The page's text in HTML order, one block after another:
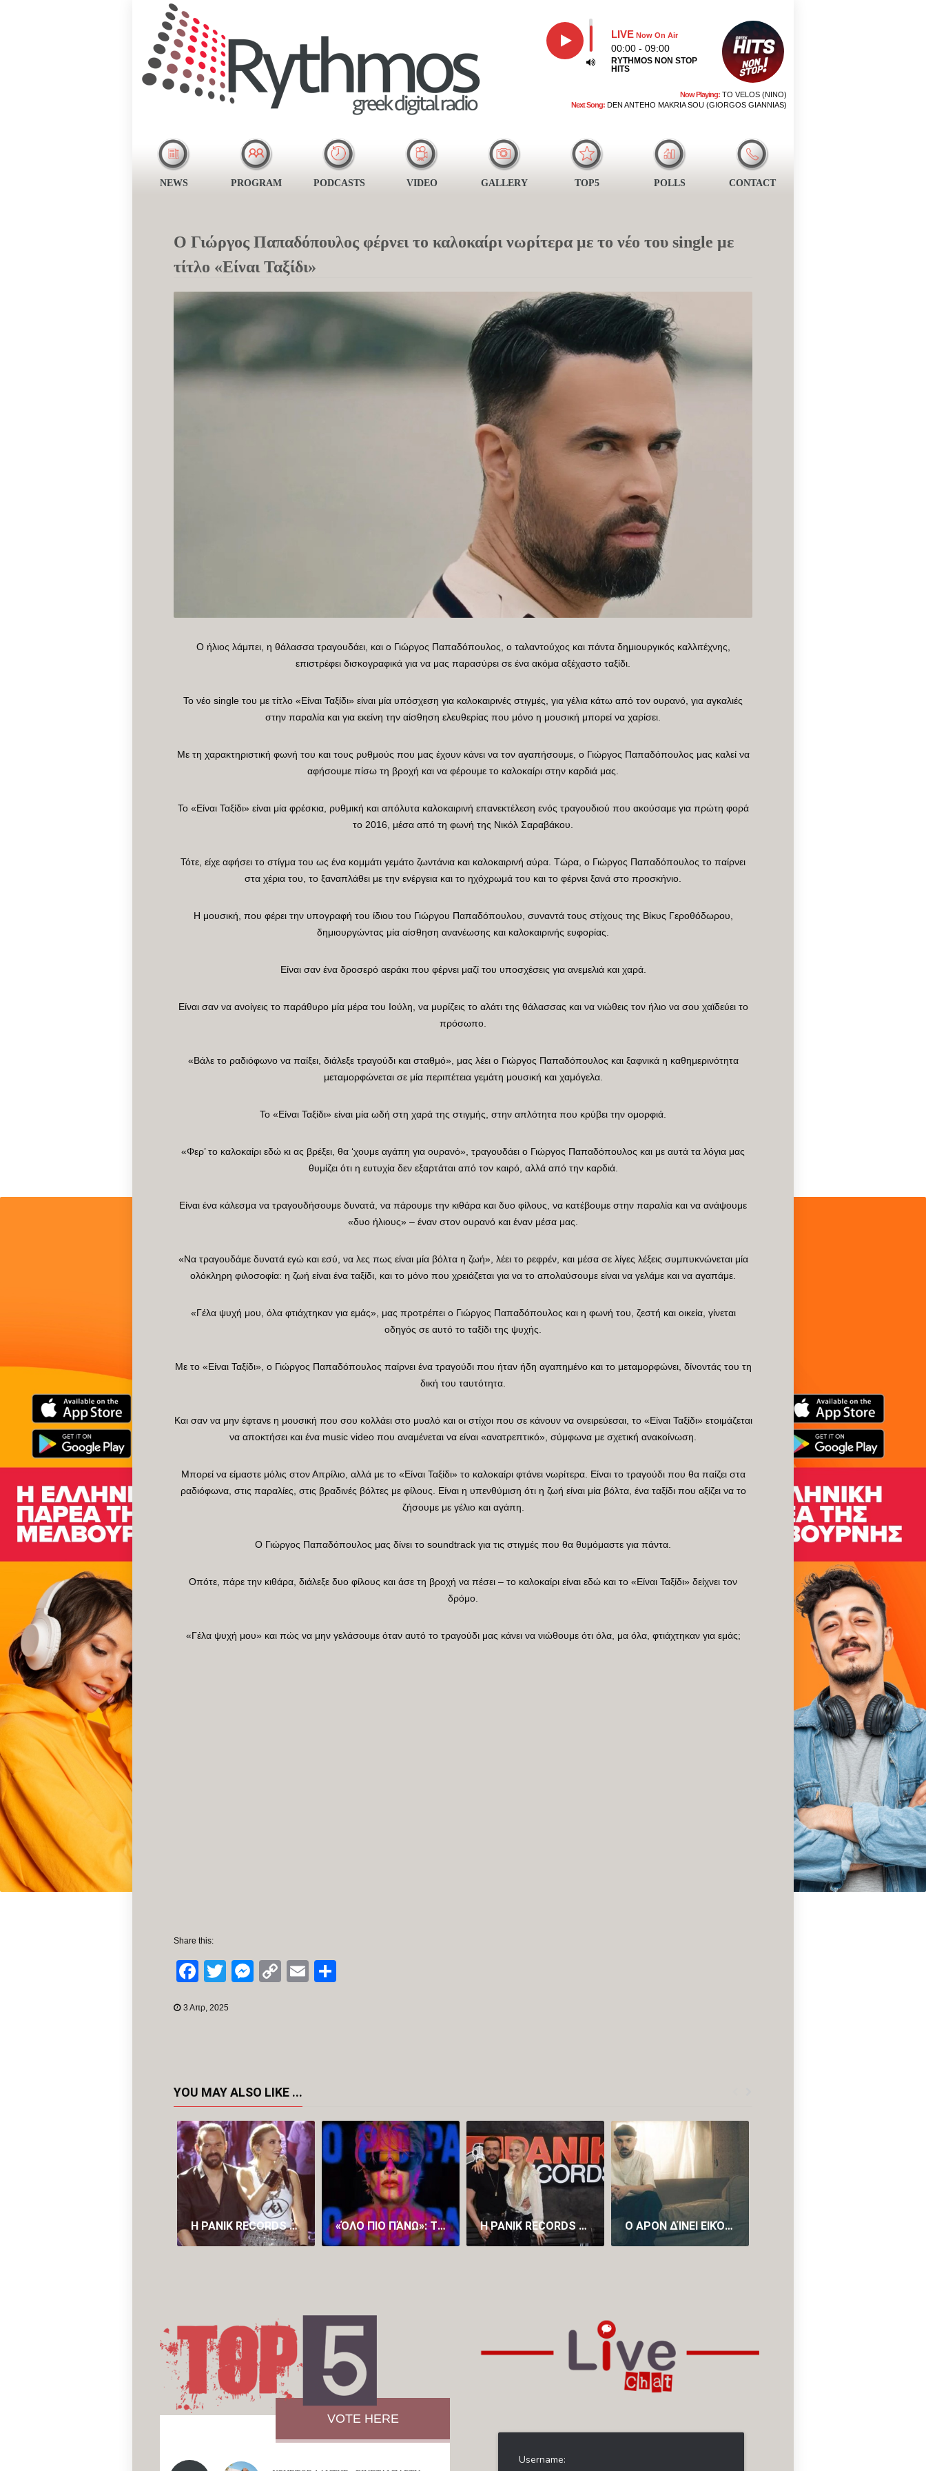
LIVE Now On Air
00:00 - 09:00
RYTHMOS NON STOP
HITS
Now Playing: TO VELOS (NINO)
Next Song: DEN ANTEHO MAKRIA SOU (GIORGOS GIANNIAS)
NEWS PROGRAM PODCASTS VIDEO GALLERY TOP5 POLLS CONTACT
Ο Γιώργος Παπαδόπουλος φέρνει το καλοκαίρι νωρίτερα με το νέο του single με
τίτλο «Είναι Ταξίδι»
Ο ήλιος λάμπει, η θάλασσα τραγουδάει, και ο Γιώργος Παπαδόπουλος, ο ταλαντούχος και πάντα δημιουργικός καλλιτέχνης,
επιστρέφει δισκογραφικά για να μας παρασύρει σε ένα ακόμα αξέχαστο ταξίδι.
Το νέο single του με τίτλο «Είναι Ταξίδι» είναι μία υπόσχεση για καλοκαιρινές στιγμές, για γέλια κάτω από τον ουρανό, για αγκαλιές
στην παραλία και για εκείνη την αίσθηση ελευθερίας που μόνο η μουσική μπορεί να χαρίσει.
Με τη χαρακτηριστική φωνή του και τους ρυθμούς που μας έχουν κάνει να τον αγαπήσουμε, ο Γιώργος Παπαδόπουλος μας καλεί να
αφήσουμε πίσω τη βροχή και να φέρουμε το καλοκαίρι στην καρδιά μας.
Το «Είναι Ταξίδι» είναι μία φρέσκια, ρυθμική και απόλυτα καλοκαιρινή επανεκτέλεση ενός τραγουδιού που ακούσαμε για πρώτη φορά
το 2016, μέσα από τη φωνή της Νικόλ Σαραβάκου.
Τότε, είχε αφήσει το στίγμα του ως ένα κομμάτι γεμάτο ζωντάνια και καλοκαιρινή αύρα. Τώρα, ο Γιώργος Παπαδόπουλος το παίρνει
στα χέρια του, το ξαναπλάθει με την ενέργεια και το ηχόχρωμά του και το φέρνει ξανά στο προσκήνιο.
Η μουσική, που φέρει την υπογραφή του ίδιου του Γιώργου Παπαδόπουλου, συναντά τους στίχους της Βίκυς Γεροθόδωρου,
δημιουργώντας μία αίσθηση ανανέωσης και καλοκαιρινής ευφορίας.
Είναι σαν ένα δροσερό αεράκι που φέρνει μαζί του υποσχέσεις για ανεμελιά και χαρά.
Είναι σαν να ανοίγεις το παράθυρο μία μέρα του Ιούλη, να μυρίζεις το αλάτι της θάλασσας και να νιώθεις τον ήλιο να σου χαϊδεύει το
πρόσωπο.
«Βάλε το ραδιόφωνο να παίξει, διάλεξε τραγούδι και σταθμό», μας λέει ο Γιώργος Παπαδόπουλος και ξαφνικά η καθημερινότητα
μεταμορφώνεται σε μία περιπέτεια γεμάτη μουσική και χαμόγελα.
Το «Είναι Ταξίδι» είναι μία ωδή στη χαρά της στιγμής, στην απλότητα που κρύβει την ομορφιά.
«Φερ’ το καλοκαίρι εδώ κι ας βρέξει, θα ‘χουμε αγάπη για ουρανό», τραγουδάει ο Γιώργος Παπαδόπουλος και με αυτά τα λόγια μας
θυμίζει ότι η ευτυχία δεν εξαρτάται από τον καιρό, αλλά από την καρδιά.
Είναι ένα κάλεσμα να τραγουδήσουμε δυνατά, να πάρουμε την κιθάρα και δυο φίλους, να κατέβουμε στην παραλία και να ανάψουμε
«δυο ήλιους» – έναν στον ουρανό και έναν μέσα μας.
«Να τραγουδάμε δυνατά εγώ και εσύ, να λες πως είναι μία βόλτα η ζωή», λέει το ρεφρέν, και μέσα σε λίγες λέξεις συμπυκνώνεται μία
ολόκληρη φιλοσοφία: η ζωή είναι ένα ταξίδι, και το μόνο που χρειάζεται για να το απολαύσουμε είναι να γελάμε και να αγαπάμε.
«Γέλα ψυχή μου, όλα φτιάχτηκαν για εμάς», μας προτρέπει ο Γιώργος Παπαδόπουλος και η φωνή του, ζεστή και οικεία, γίνεται
οδηγός σε αυτό το ταξίδι της ψυχής.
Με το «Είναι Ταξίδι», ο Γιώργος Παπαδόπουλος παίρνει ένα τραγούδι που ήταν ήδη αγαπημένο και το μεταμορφώνει, δίνοντάς του τη
δική του ταυτότητα.
Και σαν να μην έφτανε η μουσική που σου κολλάει στο μυαλό και οι στίχοι που σε κάνουν να ονειρεύεσαι, το «Είναι Ταξίδι» ετοιμάζεται
να αποκτήσει και ένα music video που αναμένεται να είναι «ανατρεπτικό», σύμφωνα με σχετική ανακοίνωση.
Μπορεί να είμαστε μόλις στον Απρίλιο, αλλά με το «Είναι Ταξίδι» το καλοκαίρι φτάνει νωρίτερα. Είναι το τραγούδι που θα παίζει στα
ραδιόφωνα, στις παραλίες, στις βραδινές βόλτες με φίλους. Είναι η υπενθύμιση ότι η ζωή είναι μία βόλτα, ένα ταξίδι που αξίζει να το
ζήσουμε με γέλιο και αγάπη.
Ο Γιώργος Παπαδόπουλος μας δίνει το soundtrack για τις στιγμές που θα θυμόμαστε για πάντα.
Οπότε, πάρε την κιθάρα, διάλεξε δυο φίλους και άσε τη βροχή να πέσει – το καλοκαίρι είναι εδώ και το «Είναι Ταξίδι» δείχνει τον
δρόμο.
«Γέλα ψυχή μου» και πώς να μην γελάσουμε όταν αυτό το τραγούδι μας κάνει να νιώθουμε ότι όλα, μα όλα, φτιάχτηκαν για εμάς;
Share this:
Facebook
TwitterMessenger
CopyEmail
3 Απρ, 2025
YOU MAY ALSO LIKE ...
Η PANIK RECORDS ΔΙΑΨΕΎΔΕΙ ΤΟ ROMEO ΓΙΑ ΤΗΝ ΚΑΤΕΡΊΝΑ ΛΙΌΛΙΟΥ: Η ΈΓΓΡΑΦΗ ΣΥΜΦΩΝΊΑ ΣΥΝΕΡΓΑΣΊΑΣ ΤΟΥΣ ΕΊΧΕ ΔΙΆΡΚΕΙΑ ΈΩΣ ΚΑΙ ΤΙΣ 25 ΙΟΥΛΊΟΥ 2026 «ΌΛΟ ΠΙΟ ΠΆΝΩ»: ΤΟ ΝΈΟ ΤΡΑΓΟΎΔΙ ΤΗΣ ΆΝΝΑΣ ΒΊΣΣΗ ΚΥΚΛΟΦΌΡΗΣΕ ΚΑΙ ΕΝΤΥΠΩΣΙΆΖΕΙ (VID) Η PANIK RECORDS ΚΑΙ Η ΚΑΤΕΡΊΝΑ ΛΙΌΛΙΟΥ ΑΝΑΝΕΏΝΟΥΝ ΤΗ ΣΥΝΕΡΓΑΣΊΑ ΤΟΥΣ, ΣΥΝΕΧΊΖΟΝΤΑΣ ΜΑΖΊ ΤΙΣ ΜΕΓΆΛΕΣ ΕΠΙΤΥΧΊΕΣ Ο APON ΔΊΝΕΙ ΕΙΚΌΝΑ ΣΤΟ «ΚΑΝΤΆΔΑ» ΜΕ ΈΝΑ VIDEO CLIP ΓΕΜΆΤΟ ΡΟΜΑΝΤΙΣΜΌ
VOTE HERE